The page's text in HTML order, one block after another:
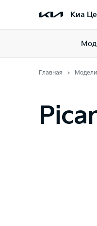
Киа
Главная Модели